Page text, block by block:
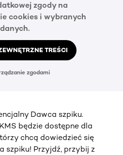
zgody na
cookies i wybranych
danych.
TREŚCI
zgodami
Dawca szpiku.
będzie dostępne dla
chcą dowiedzieć się
szpiku! Przyjdź, przybij z